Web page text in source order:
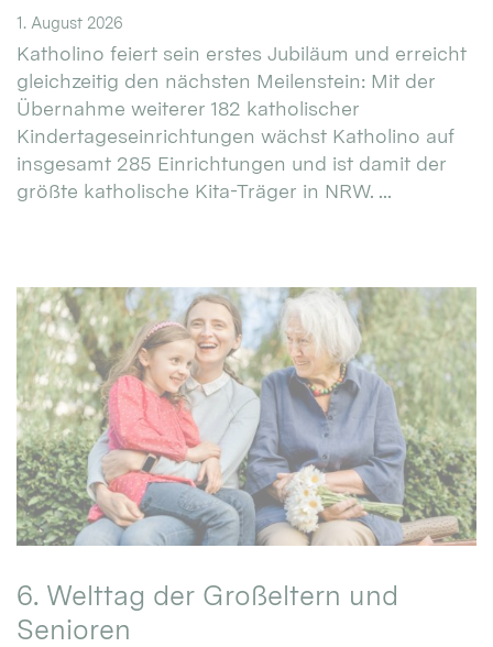
1. August 2026
Katholino feiert sein erstes Jubiläum und erreicht
gleichzeitig den nächsten Meilenstein: Mit der
Übernahme weiterer 182 katholischer
Kindertageseinrichtungen wächst Katholino auf
insgesamt 285 Einrichtungen und ist damit der
größte katholische Kita-Träger in NRW. ...
6. Welttag der Großeltern und
Senioren